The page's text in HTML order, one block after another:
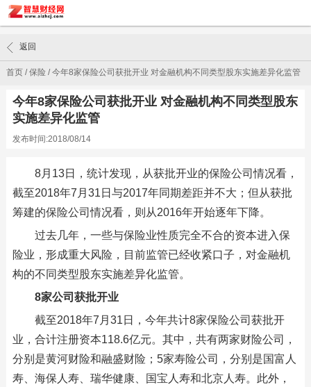
首页/保险/今年8家保险公司获批开业 对金融机构不同类型股东实施差异化监管
返回
今年8家保险公司获批开业 对金融机构不同类型股东
实施差异化监管
发布时间:2018/08/14
8月13日，统计发现，从获批开业的保险公司情况看，
截至2018年7月31日与2017年同期差距并不大；但从获批
筹建的保险公司情况看，则从2016年开始逐年下降。
过去几年，一些与保险业性质完全不合的资本进入保
险业，形成重大风险，目前监管已经收紧口子，对金融机
构的不同类型股东实施差异化监管。
8家公司获批开业
截至2018年7月31日，今年共计8家保险公司获批开
业，合计注册资本118.6亿元。其中，共有两家财险公司，
分别是黄河财险和融盛财险；5家寿险公司，分别是国富人
寿、海保人寿、瑞华健康、国宝人寿和北京人寿。此外，